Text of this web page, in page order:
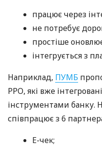
працює через
не потребує
простіше
інтегрується з
Наприклад, ПУМБ
РРО, які вже
інструментами банку.
співпрацює з 6
E-чек;